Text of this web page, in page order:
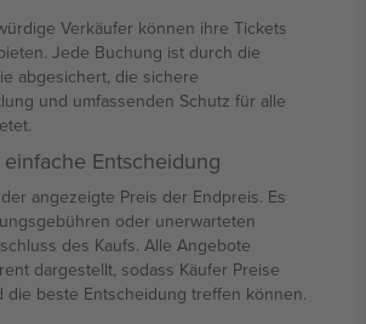
Verkäufer können ihre Tickets
Jede Buchung ist durch die
abgesichert, die sichere
und umfassenden Schutz für alle
Entscheidung
angezeigte Preis der Endpreis. Es
oder unerwarteten
des Kaufs. Alle Angebote
dargestellt, sodass Käufer Preise
die beste Entscheidung treffen können.